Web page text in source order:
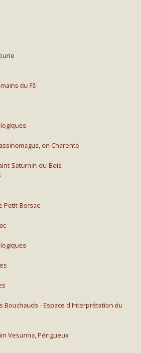
du Fâ
en Charente
Saturnin-du-Bois
Petit-Bersac
Bouchauds - Espace d'Interprétation du
Vesunna, Périgueux